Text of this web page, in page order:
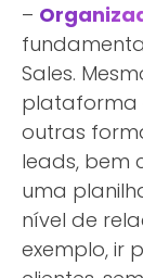
–
Sales.
plataforma
outras
leads, bem
uma
nível de
exemplo, ir